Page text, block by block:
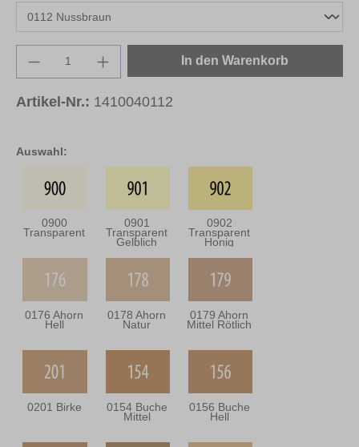
Auswahl:
0900
Transparent
0901
Transparent
Gelblich
0902
Transparent
Honig
0176 Ahorn
Hell
0178 Ahorn
Natur
0179 Ahorn
Mittel Rötlich
0201 Birke 0154 Buche
Mittel
0156 Buche
Hell
Produkt Anzahl: Gib den gewünschten
In den Warenkorb
Artikel-Nr.: 1410040112